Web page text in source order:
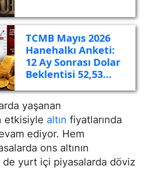
TCMB Mayıs 2026
Hanehalkı Anketi:
12 Ay Sonrası Dolar
Beklentisi 52,53
Altına Yöneldi
yaşanan
etkisiyle altın fiyatlarında
ediyor. Hem
ons altının
yurt içi piyasalarda döviz